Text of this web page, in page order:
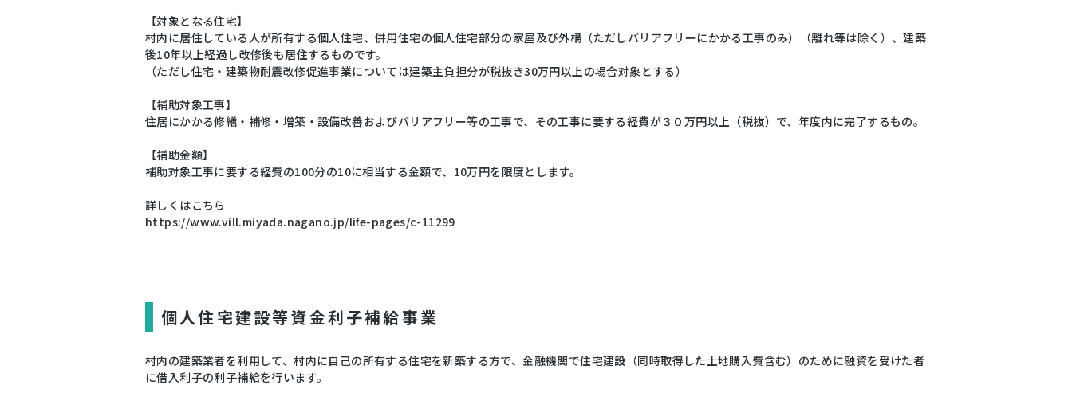
【対象となる住宅】
村内に居住している人が所有する個人住宅、併用住宅の個人住宅部分の家屋及び外構（ただしバリアフリーにかかる工事のみ）（離れ等は除く）、建築
後10年以上経過し改修後も居住するものです。
（ただし住宅・建築物耐震改修促進事業については建築主負担分が税抜き30万円以上の場合対象とする）
【補助対象工事】
住居にかかる修繕・補修・増築・設備改善およびバリアフリー等の工事で、その工事に要する経費が３０万円以上（税抜）で、年度内に完了するもの。
【補助金額】
補助対象工事に要する経費の100分の10に相当する金額で、10万円を限度とします。
詳しくはこちら
https://www.vill.miyada.nagano.jp/life-pages/c-11299
個人住宅建設等資金利子補給事業
村内の建築業者を利用して、村内に自己の所有する住宅を新築する方で、金融機関で住宅建設（同時取得した土地購入費含む）のために融資を受けた者
に借入利子の利子補給を行います。